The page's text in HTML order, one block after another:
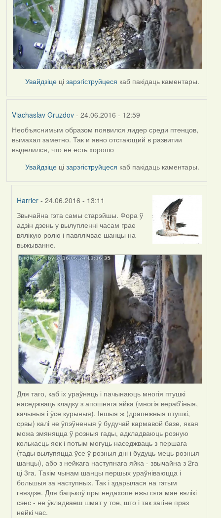
Увайдзіце цізарэгіструйцеся каб пакідаць каментары.
Viachaslav Gruzdov- 24.06.2016 - 12:59
Необъяснимым образом появился лидер среди птенцов,
вымахал заметно. Так и явно отстающий в развитии
выделился, что не есть хорошо
Увайдзіце цізарэгіструйцеся каб пакідаць каментары.
Harrier - 24.06.2016 - 13:11
In
reply
to
by
Viachaslav
Gruzdov
Звычайна гэта самы старэйшы. Фора ў
адзін дзень у вылупленні часам грае
вялікую ролю і павялічвае шанцы на
выжыванне.
Для таго, каб іх ураўняць і пачынаюць многія птушкі
наседжваць кладку з апошняга яйка (многія вераб'іныя,
качыныя і ўсе курыныя). Іншыя ж (драпежныя птушкі,
срвы) калі не ўпэўненыя ў будучай кармавой базе, якая
можа змяняцца ў розныя гады, адкладваюць розную
колькасць яек і потым могуць наседжваць з першага
(тады вылупяцца ўсе ў розныя дні і будуць мець розныя
шанцы), або з нейкага наступнага яйка - звычайна з 2га
ці 3га. Такім чынам шанцы першых ураўніваюцца і
большыя за наступных. Так і здарылася на гэтым
гняздзе. Для бацькоў пры недахопе ежы гэта мае вялікі
сэнс - не ўкладваеш шмат у тое, што і так загіне праз
нейкі час.